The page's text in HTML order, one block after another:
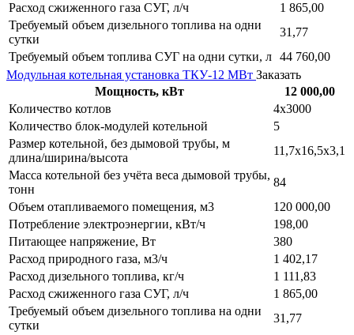
Расход сжиженного газа СУГ, л/ч
1 865,00
Требуемый объем дизельного топлива на одни
сутки
31,77
Требуемый объем топлива СУГ на одни сутки, л 44 760,00
Модульная котельная установка ТКУ-12 МВт Заказать
Мощность, кВт
12 000,00
Количество котлов
4х3000
Количество блок-модулей котельной
5
Размер котельной, без дымовой трубы, м
длина/ширина/высота
11,7х16,5х3,1
Масса котельной без учёта веса дымовой трубы,
тонн
84
Объем отапливаемого помещения, м3
120 000,00
Потребление электроэнергии, кВт/ч
198,00
Питающее напряжение, Вт
380
Расход природного газа, м3/ч
1 402,17
Расход дизельного топлива, кг/ч
1 111,83
Расход сжиженного газа СУГ, л/ч
1 865,00
Требуемый объем дизельного топлива на одни
сутки
31,77